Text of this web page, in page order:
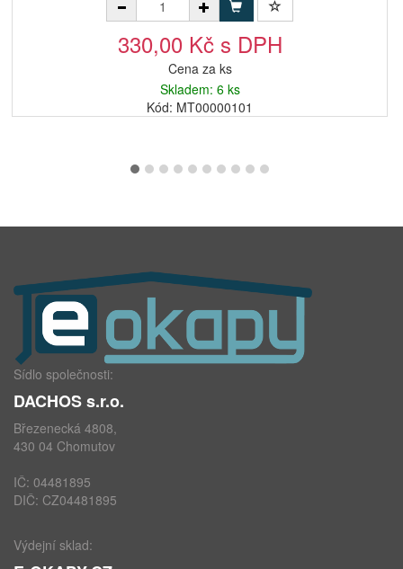
330,00 Kč s DPH
Cena za ks
Skladem: 6 ks
Kód: MT00000101
Sídlo společnosti:
DACHOS s.r.o.
Březenecká 4808,
430 04 Chomutov
IČ: 04481895
DIČ: CZ04481895
Výdejní sklad: